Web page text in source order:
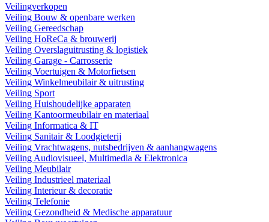
Veilingverkopen
Veiling Bouw & openbare werken
Veiling Gereedschap
Veiling HoReCa & brouwerij
Veiling Overslaguitrusting & logistiek
Veiling Garage - Carrosserie
Veiling Voertuigen & Motorfietsen
Veiling Winkelmeubilair & uitrusting
Veiling Sport
Veiling Huishoudelijke apparaten
Veiling Kantoormeubilair en materiaal
Veiling Informatica & IT
Veiling Sanitair & Loodgieterij
Veiling Vrachtwagens, nutsbedrijven & aanhangwagens
Veiling Audiovisueel, Multimedia & Elektronica
Veiling Meubilair
Veiling Industrieel materiaal
Veiling Interieur & decoratie
Veiling Telefonie
Veiling Gezondheid & Medische apparatuur